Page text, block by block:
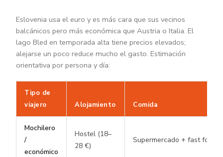
Eslovenia usa el euro y es más cara que sus vecinos
balcánicos pero más económica que Austria o Italia. El
lago Bled en temporada alta tiene precios elevados;
alejarse un poco reduce mucho el gasto. Estimación
orientativa por persona y día:
Tipo de
viajero
Alojamiento Comida
Mochilero
/
económico
Hostel (18–
28 €)
Supermercado + fast food